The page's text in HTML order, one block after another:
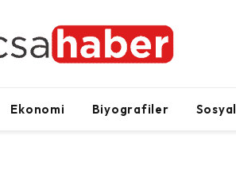
Ekonomi Biyografiler